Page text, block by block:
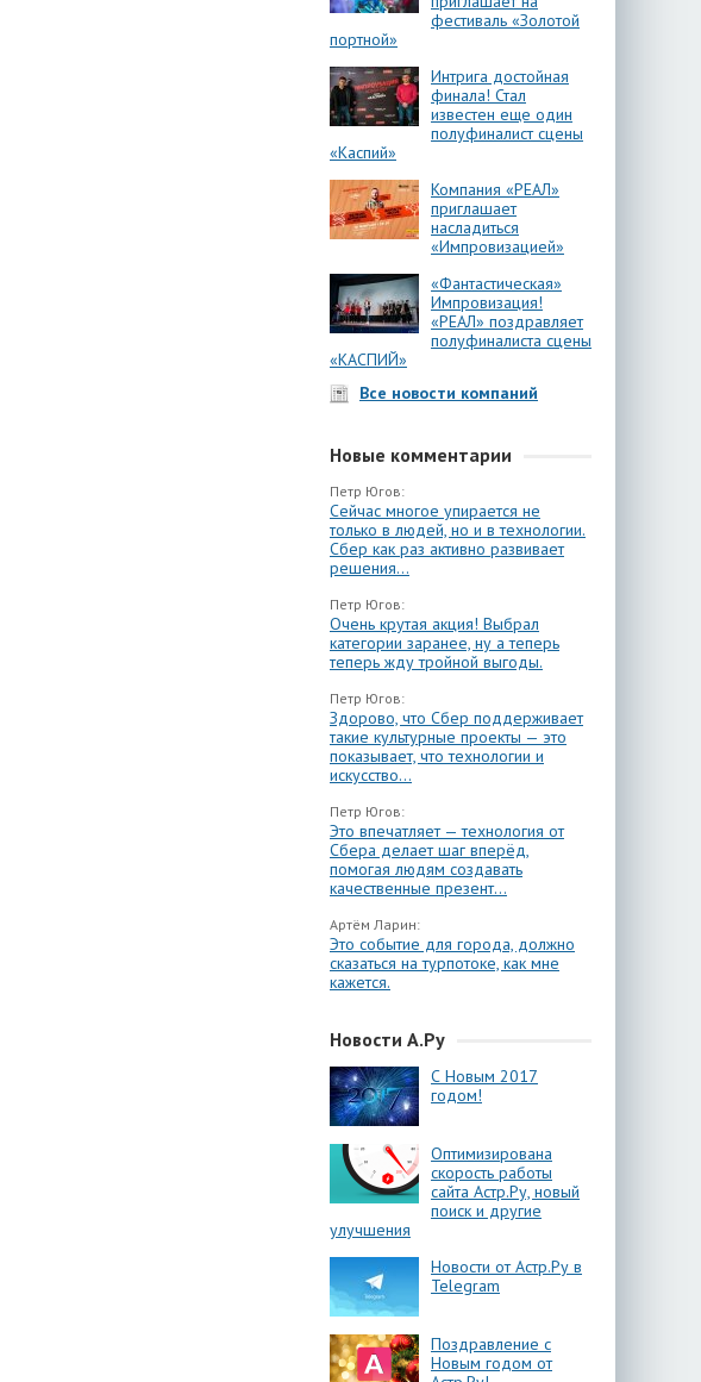
фестиваль «Золотой
портной»
Интрига достойная
финала! Стал
известен еще один
полуфиналист сцены
«Каспий»
Компания «РЕАЛ»
приглашает
насладиться
«Импровизацией»
«Фантастическая»
Импровизация!
«РЕАЛ» поздравляет
полуфиналиста сцены
«КАСПИЙ»
Все новости компаний
Новые комментарии
Петр Югов:
Сейчас многое упирается не
только в людей, но и в технологии.
Сбер как раз активно развивает
решения...
Петр Югов:
Очень крутая акция! Выбрал
категории заранее, ну а теперь
теперь жду тройной выгоды.
Петр Югов:
Здорово, что Сбер поддерживает
такие культурные проекты — это
показывает, что технологии и
искусство...
Петр Югов:
Это впечатляет — технология от
Сбера делает шаг вперёд,
помогая людям создавать
качественные презент...
Артём Ларин:
Это событие для города, должно
сказаться на турпотоке, как мне
кажется.
Новости А.Ру
С Новым 2017
годом!
Оптимизирована
скорость работы
сайта Астр.Ру, новый
поиск и другие
улучшения
Новости от Астр.Ру в
Telegram
Поздравление с
Новым годом от